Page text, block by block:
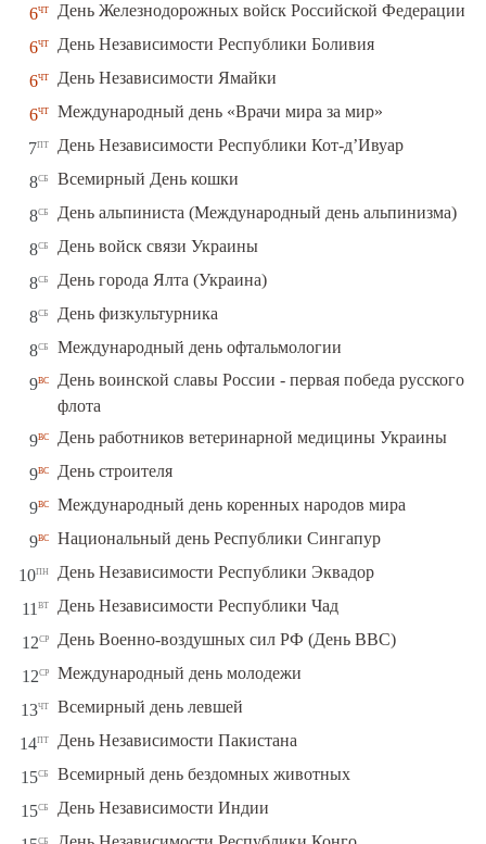
6чт День Железнодорожных войск Российской Федерации
6чт День Независимости Республики Боливия
6чт День Независимости Ямайки
6чт Международный день «Врачи мира за мир»
7пт День Независимости Республики Кот-д’Ивуар
8сб Всемирный День кошки
8сб День альпиниста (Международный день альпинизма)
8сб День войск связи Украины
8сб День города Ялта (Украина)
8сб День физкультурника
8сб Международный день офтальмологии
9вс
День воинской славы России - первая победа русского
флота
9вс День работников ветеринарной медицины Украины
9вс День строителя
9вс Международный день коренных народов мира
9вс Национальный день Республики Сингапур
10пн День Независимости Республики Эквадор
11 вт День Независимости Республики Чад
12ср День Военно-воздушных сил РФ (День ВВС)
12ср Международный день молодежи
13чт Всемирный день левшей
14пт День Независимости Пакистана
15сб Всемирный день бездомных животных
15сб День Независимости Индии
сб